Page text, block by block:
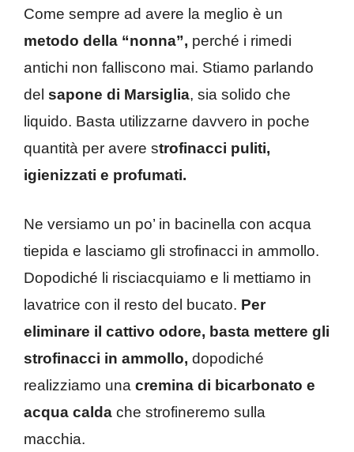
Come sempre ad avere la meglio è un
metodo della “nonna”, perché i rimedi
antichi non falliscono mai. Stiamo parlando
del sapone di Marsiglia, sia solido che
liquido. Basta utilizzarne davvero in poche
quantità per avere strofinacci puliti,
igienizzati e profumati.
Ne versiamo un po’ in bacinella con acqua
tiepida e lasciamo gli strofinacci in ammollo.
Dopodiché li risciacquiamo e li mettiamo in
lavatrice con il resto del bucato. Per
eliminare il cattivo odore, basta mettere gli
strofinacci in ammollo, dopodiché
realizziamo una cremina di bicarbonato e
acqua calda che strofineremo sulla
macchia.